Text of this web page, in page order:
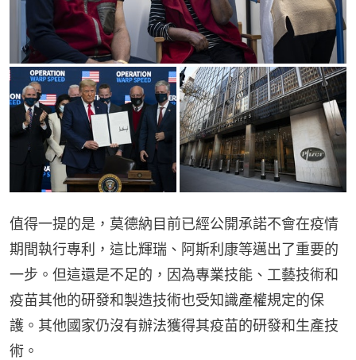
值得一提的是，莫德納目前已經公開承諾不會在疫情
期間執行專利，這比輝瑞、阿斯利康等邁出了重要的
一步。但這還是不足的，因為專業技能、工藝技術和
疫苗其他的研發和製造技術也受知識產權規定的保
護。其他國家仍沒有辦法獲得其疫苗的研發和生產技
術。